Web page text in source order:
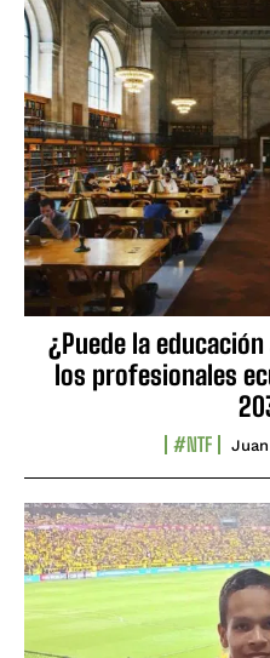
¿Puede la
los profesionales
#NTF